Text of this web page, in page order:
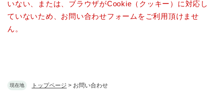
現在地 トップページ > お問い合わせ
いない、または、ブラウザがCookie（クッキー）に対応し
ていないため、お問い合わせフォームをご利用頂けませ
ん。